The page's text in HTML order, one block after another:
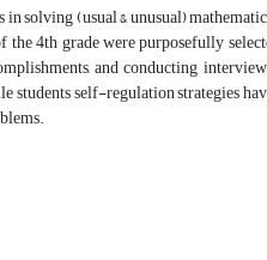
solving (usual & unusual)
4th grade were purposefully
and conducting
students self-regulation strategies